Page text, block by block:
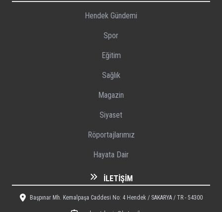
Hendek Gündemi
Spor
Eğitim
Sağlık
Magazin
Siyaset
Röportajlarımız
Hayata Dair
İLETIŞIM
Başpınar Mh. Kemalpaşa Caddesi No: 4 Hendek / SAKARYA / TR - 54300